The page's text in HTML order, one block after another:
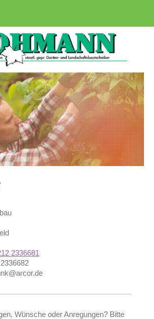
2336681
Wünsche oder Anregungen? Bitte